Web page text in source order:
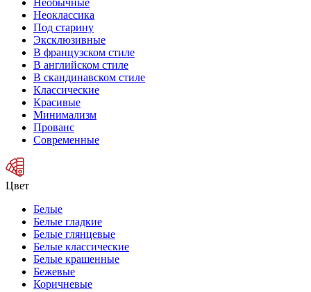
Необычные
Неоклассика
Под старину
Эксклюзивные
В французском стиле
В английском стиле
В скандинавском стиле
Классические
Красивые
Минимализм
Прованс
Современные
Цвет
Белые
Белые гладкие
Белые глянцевые
Белые классические
Белые крашенные
Бежевые
Коричневые